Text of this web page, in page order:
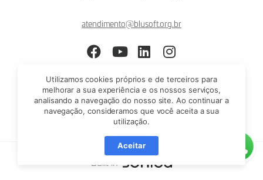
atendimento@blusoft.org.br
Built in
Utilizamos cookies próprios e de terceiros para
melhorar a sua experiência e os nossos serviços,
analisando a navegação do nosso site. Ao continuar a
navegação, consideramos que você aceita a sua
utilização.
Aceitar